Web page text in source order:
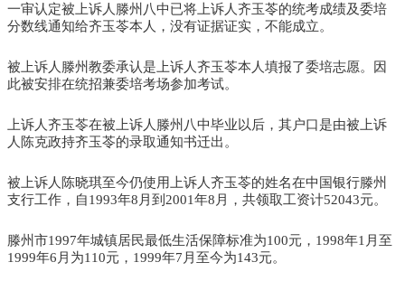
一审认定被上诉人滕州八中已将上诉人齐玉苓的统考成绩及委培
分数线通知给齐玉苓本人，没有证据证实，不能成立。
被上诉人滕州教委承认是上诉人齐玉苓本人填报了委培志愿。因
此被安排在统招兼委培考场参加考试。
上诉人齐玉苓在被上诉人滕州八中毕业以后，其户口是由被上诉
人陈克政持齐玉苓的录取通知书迁出。
被上诉人陈晓琪至今仍使用上诉人齐玉苓的姓名在中国银行滕州
支行工作，自1993年8月到2001年8月，共领取工资计52043元。
滕州市1997年城镇居民最低生活保障标准为100元，1998年1月至
1999年6月为110元，1999年7月至今为143元。